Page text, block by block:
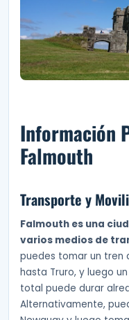
Información
Falmouth
Transporte y
Falmouth es una
varios medios de
puedes tomar un tren
hasta Truro, y luego
total puede durar
Alternativamente,